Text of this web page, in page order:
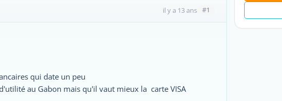
il y a 13 ans #1
qui date un peu
au Gabon mais qu'il vaut mieux la carte VISA